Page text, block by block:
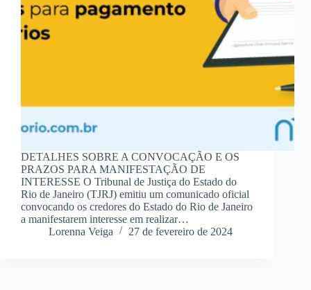
DETALHES SOBRE A CONVOCAÇÃO E OS
PRAZOS PARA MANIFESTAÇÃO DE
INTERESSE O Tribunal de Justiça do Estado do
Rio de Janeiro (TJRJ) emitiu um comunicado oficial
convocando os credores do Estado do Rio de Janeiro
a manifestarem interesse em realizar…
Lorenna Veiga
27 de fevereiro de 2024